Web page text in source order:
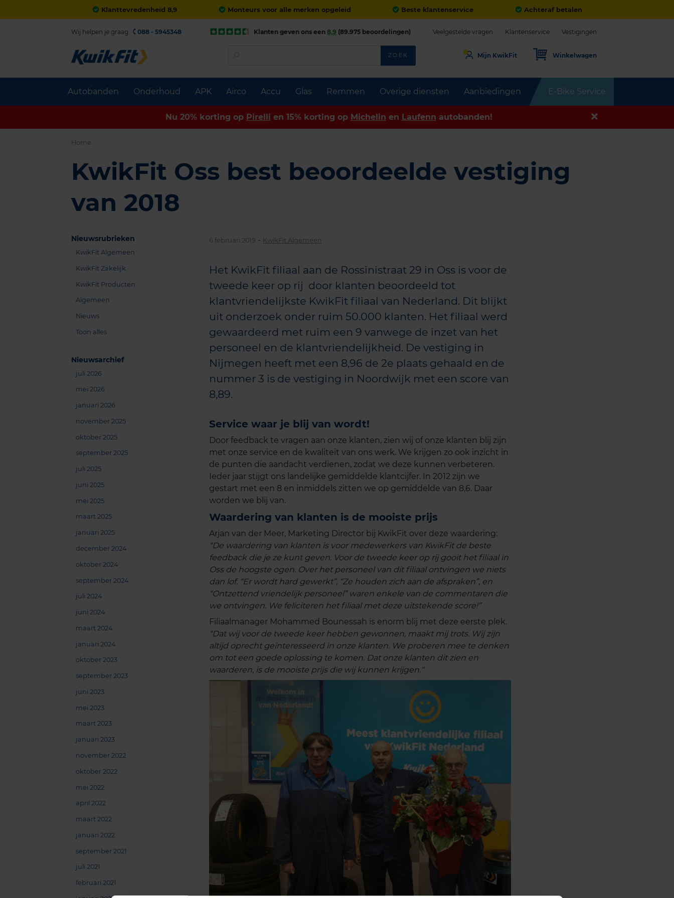
Klanttevredenheid 8,9 Monteurs voor alle merken opgeleid Beste klantenservice Achteraf betalen
Autobanden Onderhoud APK Airco Accu Glas Remmen Overige diensten Aanbiedingen E-Bike Service
Wij helpen je graag. 088 - 5945348 Klanten geven ons een 8,9 (89.975 beoordelingen) Veelgestelde vragen Klantenservice Vestigingen
ZOEK Mijn KwikFit Winkelwagen
Nu 20% korting op Pirelli en 15% korting op Michelin en Laufenn autobanden!
Home
KwikFit Oss best beoordeelde vestiging
van 2018
Nieuwsrubrieken
KwikFit Algemeen
KwikFit Zakelijk
KwikFit Producten
Algemeen
Nieuws
Toon alles
Nieuwsarchief
juli 2026
mei 2026
januari 2026
november 2025
oktober 2025
september 2025
juli 2025
juni 2025
mei 2025
maart 2025
januari 2025
december 2024
oktober 2024
september 2024
juli 2024
juni 2024
maart 2024
januari 2024
oktober 2023
september 2023
juni 2023
mei 2023
maart 2023
januari 2023
november 2022
oktober 2022
mei 2022
april 2022
maart 2022
januari 2022
september 2021
juli 2021
februari 2021
6 februari 2019 - KwikFit Algemeen
Het KwikFit filiaal aan de Rossinistraat 29 in Oss is voor de
tweede keer op rij door klanten beoordeeld tot
klantvriendelijkste KwikFit filiaal van Nederland. Dit blijkt
uit onderzoek onder ruim 50.000 klanten. Het filiaal werd
gewaardeerd met ruim een 9 vanwege de inzet van het
personeel en de klantvriendelijkheid. De vestiging in
Nijmegen heeft met een 8,96 de 2e plaats gehaald en de
nummer 3 is de vestiging in Noordwijk met een score van
8,89.
Service waar je blij van wordt!
Door feedback te vragen aan onze klanten, zien wij of onze klanten blij zijn
met onze service en de kwaliteit van ons werk. We krijgen zo ook inzicht in
de punten die aandacht verdienen, zodat we deze kunnen verbeteren.
Ieder jaar stijgt ons landelijke gemiddelde klantcijfer. In 2012 zijn we
gestart met een 8 en inmiddels zitten we op gemiddelde van 8,6. Daar
worden we blij van.
Waardering van klanten is de mooiste prijs
Arjan van der Meer, Marketing Director bij KwikFit over deze waardering:
“De waardering van klanten is voor medewerkers van KwikFit de beste
feedback die je ze kunt geven. Voor de tweede keer op rij gooit het filiaal in
Oss de hoogste ogen. Over het personeel van dit filiaal ontvingen we niets
dan lof. “Er wordt hard gewerkt”, “Ze houden zich aan de afspraken”, en
“Ontzettend vriendelijk personeel” waren enkele van de commentaren die
we ontvingen. We feliciteren het filiaal met deze uitstekende score!”
Filiaalmanager Mohammed Bounessah is enorm blij met deze eerste plek.
“Dat wij voor de tweede keer hebben gewonnen, maakt mij trots. Wij zijn
altijd oprecht geïnteresseerd in onze klanten. We proberen mee te denken
om tot een goede oplossing te komen. Dat onze klanten dit zien en
waarderen, is de mooiste prijs die wij kunnen krijgen.“